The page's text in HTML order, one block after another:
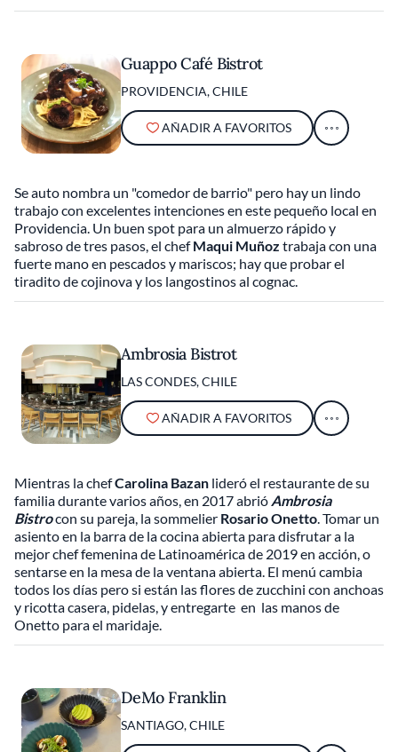
Guappo Café Bistrot
PROVIDENCIA, CHILE
AÑADIR A FAVORITOS
Se auto nombra un "comedor de barrio" pero hay un lindo
trabajo con excelentes intenciones en este pequeño local en
Providencia. Un buen spot para un almuerzo rápido y
sabroso de tres pasos, el chefMaqui Muñoz trabaja con una
fuerte mano en pescados y mariscos; hay que probar el
tiradito de cojinova y los langostinos al cognac.
Ambrosia Bistrot
LAS CONDES, CHILE
AÑADIR A FAVORITOS
Mientras la chefCarolina Bazan lideró el restaurante de su
familia durante varios años, en 2017 abrió Ambrosia
Bistrocon su pareja, la sommelier Rosario Onetto. Tomar un
asiento en la barra de la cocina abierta para disfrutar a la
mejor chef femenina de Latinoamérica de 2019 en acción, o
sentarse en la mesa de la ventana abierta. El menú cambia
todos los días pero si están las flores de zucchini con anchoas
y ricotta casera, pidelas, y entregarte en las manos de
Onetto para el maridaje.
DeMo Franklin
SANTIAGO, CHILE